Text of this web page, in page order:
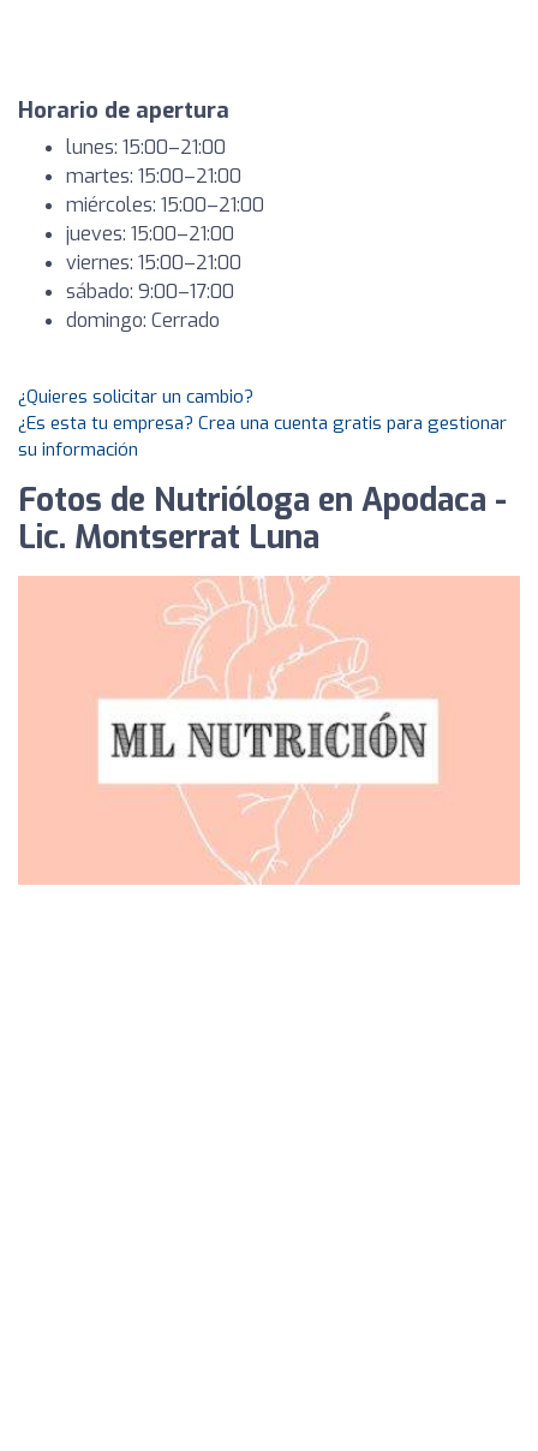
Horario de apertura
lunes: 15:00–21:00
martes: 15:00–21:00
miércoles: 15:00–21:00
jueves: 15:00–21:00
viernes: 15:00–21:00
sábado: 9:00–17:00
domingo: Cerrado
¿Quieres solicitar un cambio?
¿Es esta tu empresa? Crea una cuenta gratis para gestionar
su información
Fotos de Nutrióloga en Apodaca -
Lic. Montserrat Luna